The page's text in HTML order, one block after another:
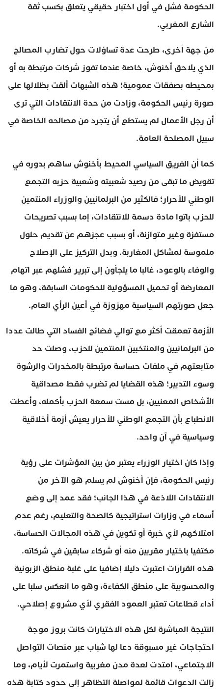
الحكومة فشل في أول اختبار حقيقي يتعلق بكسب ثقة
الشارع المغربي.
من جهة أخرى، طرحت عدة تساؤلات حول تضارب المصالح
الذي يلاحق أخنوش، خاصة عندما تفوز شركات مرتبطة به أو
بمحيطه بصفقات عمومية؛ هذه الشبهات ألقت بظلالها على
صورة رئيس الحكومة، وزادت من حدة الانتقادات التي ترى
أن رجل الأعمال لم يستطع أن يتجرد من مصالحه الخاصة في
سبيل المصلحة العامة.
كما أن الفريق السياسي المحيط بأخنوش ساهم بدوره في
تقويض ما تبقى من رصيد شعبيته وشعبية حزبه التجمع
الوطني للأحرار؛ فالكثير من البرلمانيين والوزراء المنتمين
للحزب باتوا مادة دسمة للانتقادات، إما بسبب تصريحات
مستفزة وغير متوازنة، أو بسبب عجزهم عن تقديم حلول
ملموسة لمشاكل المغاربة. وبدل التركيز على الإصلاح
والوفاء بالوعود، غالبا ما يلجأون إلى تبرير فشلهم عبر اتهام
المعارضة أو تحميل المسؤولية للحكومات السابقة، وهو ما
جعل صورتهم السياسية مهزوزة في أعين الرأي العام.
الأزمة تعمقت أكثر مع توالي فضائح الفساد التي طالت عددا
من البرلمانيين والمنتخبين المنتمين للحزب، وصلت حد
متابعتهم في ملفات حساسة مرتبطة بالمخدرات والرشوة
وسوء التدبير؛ هذه القضايا لم تضرب فقط مصداقية
الأشخاص المعنيين، بل مست سمعة الحزب بأكمله، وأعطت
الانطباع بأن التجمع الوطني للأحرار يعيش أزمة أخلاقية
وسياسية في آن واحد.
وإذا كان اختيار الوزراء يعتبر من بين المؤشرات على رؤية
رئيس الحكومة، فإن أخنوش لم يسلم هو الآخر من
الانتقادات اللاذعة في هذا الجانب؛ فقد عمد إلى وضع
أسماء في وزارات استراتيجية كالصحة والتعليم، رغم عدم
امتلاكهم لأي خبرة أو تكوين في هذه المجالات الحساسة،
مكتفيا باختيار مقربين منه أو شركاء سابقين في شركاته.
هذه القرارات اعتبرت دليلا إضافيا على غلبة منطق الزبونية
والمحسوبية على منطق الكفاءة، وهو ما انعكس سلبا على
أداء قطاعات تعتبر العمود الفقري لأي مشروع إصلاحي.
النتيجة المباشرة لكل هذه الاختيارات كانت بروز موجة
احتجاجات غير مسبوقة دعا لها شباب عبر منصات التواصل
الاجتماعي، امتدت لعدة مدن مغربية واستمرت لأيام، وما
زالت الدعوات قائمة لمواصلة التظاهر إلى حدود كتابة هذه